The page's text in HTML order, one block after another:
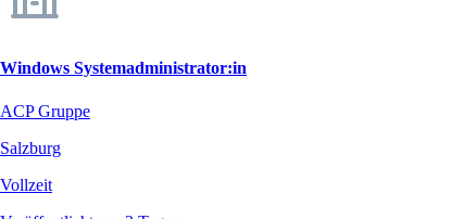
Windows Systemadministrator:in
ACP Gruppe
Salzburg
Vollzeit